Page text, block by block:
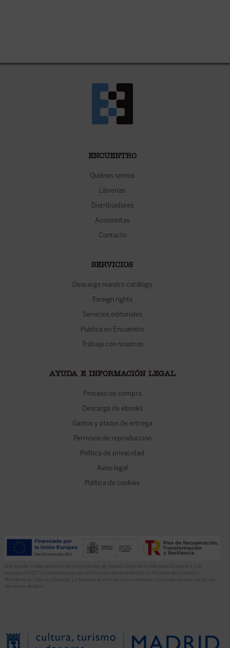
ENCUENTRO
Quiénes somos
Librerías
Distribuidores
Accionistas
Contacto
SERVICIOS
Descarga nuestro catálogo
Foreign rights
Servicios editoriales
Publica en Encuentro
Trabaja con nosotros
AYUDA E INFORMACIÓN LEGAL
Proceso de compra
Descarga de ebooks
Gastos y plazos de entrega
Permisos de reproducción
Política de privacidad
Aviso legal
Política de cookies
El proyecto “Implementación de herramientas de Gestión Editorial en Ediciones Encuentro, S.A.
anualidad 2022” ha sido financiado por la Dirección General del Libro y Fomento de la Lectura,
Ministerio de Cultura y Deporte. La finalidad de este apoyo es contribuir a la modernización de pymes
del sector del libro.